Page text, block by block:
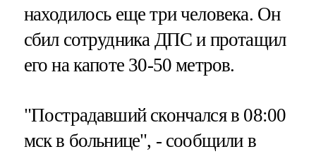
находилось еще три человека. Он
сбил сотрудника ДПС и протащил
его на капоте 30-50 метров.
"Пострадавший скончался в 08:00
мск в больнице", - сообщили в